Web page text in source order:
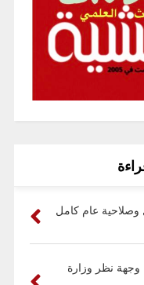
وصلاحية عام كامل
نظر وزارة